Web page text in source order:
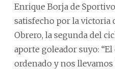
Enrique Borja de
satisfecho por la victoria
Obrero, la segunda del
aporte goleador suyo:
ordenado y nos